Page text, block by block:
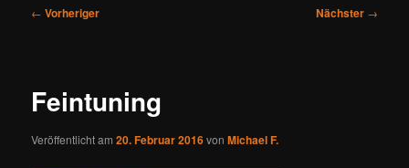
Beitragsnavigation
← Vorheriger Nächster →
Feintuning
Veröffentlicht am20. Februar 2016vonMichael F.